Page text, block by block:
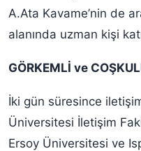
A.Ata Kavame’nin de
alanında uzman kişi
GÖRKEMLİ ve
İki gün süresince
Üniversitesi İletişim
Ersoy Üniversitesi ve